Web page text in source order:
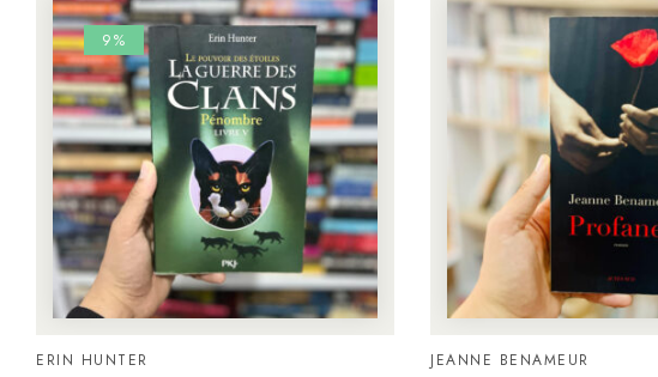
9%
ERIN HUNTER JEANNE BENAMEUR